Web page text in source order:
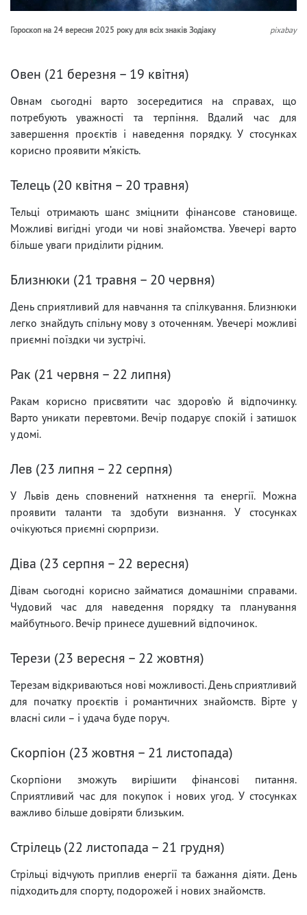
Гороскоп на 24 вересня 2025 року для всіх знаків Зодіаку pixabay
Овен (21 березня – 19 квітня)
Овнам сьогодні варто зосередитися на справах, що
потребують уважності та терпіння. Вдалий час для
завершення проєктів і наведення порядку. У стосунках
корисно проявити м’якість.
Телець (20 квітня – 20 травня)
Тельці отримають шанс зміцнити фінансове становище.
Можливі вигідні угоди чи нові знайомства. Увечері варто
більше уваги приділити рідним.
Близнюки (21 травня – 20 червня)
День сприятливий для навчання та спілкування. Близнюки
легко знайдуть спільну мову з оточенням. Увечері можливі
приємні поїздки чи зустрічі.
Рак (21 червня – 22 липня)
Ракам корисно присвятити час здоров’ю й відпочинку.
Варто уникати перевтоми. Вечір подарує спокій і затишок
у домі.
Лев (23 липня – 22 серпня)
У Львів день сповнений натхнення та енергії. Можна
проявити таланти та здобути визнання. У стосунках
очікуються приємні сюрпризи.
Діва (23 серпня – 22 вересня)
Дівам сьогодні корисно займатися домашніми справами.
Чудовий час для наведення порядку та планування
майбутнього. Вечір принесе душевний відпочинок.
Терези (23 вересня – 22 жовтня)
Терезам відкриваються нові можливості. День сприятливий
для початку проєктів і романтичних знайомств. Вірте у
власні сили – і удача буде поруч.
Скорпіон (23 жовтня – 21 листопада)
Скорпіони зможуть вирішити фінансові питання.
Сприятливий час для покупок і нових угод. У стосунках
важливо більше довіряти близьким.
Стрілець (22 листопада – 21 грудня)
Стрільці відчують приплив енергії та бажання діяти. День
підходить для спорту, подорожей і нових знайомств.